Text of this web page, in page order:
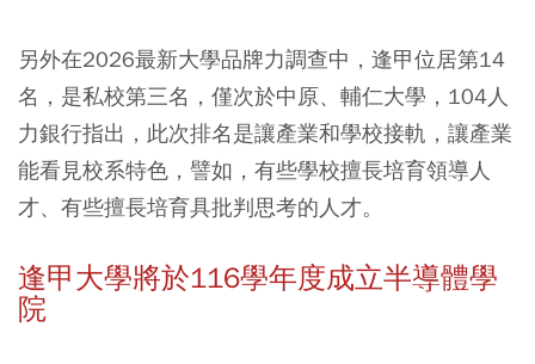
另外在2026最新大學品牌力調查中，逢甲位居第14
名，是私校第三名，僅次於中原、輔仁大學，104人
力銀行指出，此次排名是讓產業和學校接軌，讓產業
能看見校系特色，譬如，有些學校擅長培育領導人
才、有些擅長培育具批判思考的人才。
逢甲大學將於116學年度成立半導體學
院